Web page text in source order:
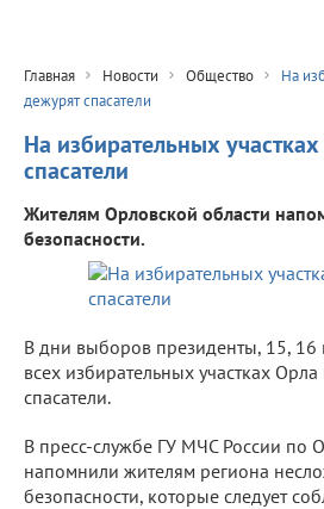
Главная Новости Общество
На
дежурят спасатели
На избирательных
спасатели
Жителям Орловской области
безопасности.
В дни выборов президенты, 15, 16
всех избирательных участках
спасатели.
В пресс-службе ГУ МЧС России по
напомнили жителям региона
безопасности, которые следует